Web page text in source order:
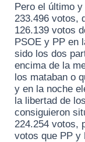
Pero el último
233.496 votos,
126.139 votos
PSOE y PP en
sido los dos
encima de la
los mataban o
y en la noche
la libertad de
consiguieron
224.254 votos,
votos que PP y